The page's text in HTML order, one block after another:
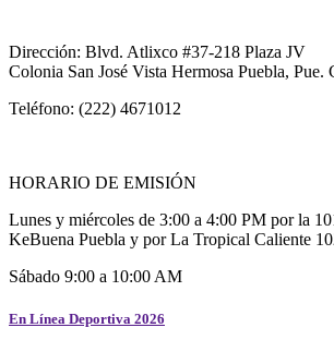
Dirección: Blvd. Atlixco #37-218 Plaza JV
Colonia San José Vista Hermosa Puebla, Pue.
Teléfono: (222) 4671012
HORARIO DE EMISIÓN
Lunes y miércoles de 3:00 a 4:00 PM por la
KeBuena Puebla y por La Tropical Caliente
Sábado 9:00 a 10:00 AM
En Línea Deportiva 2026